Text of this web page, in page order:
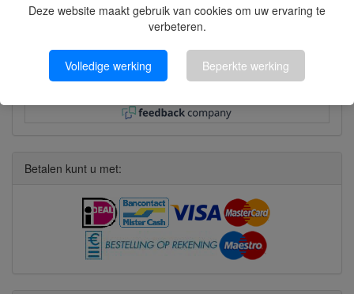
Deze website maakt gebruik van cookies om uw ervaring te
verbeteren.
Volledige werking Beperkte werking
8626 beoordelingen
Bekijk alle beoordelingen
quick response, good advice, fast and solid
Betalen kunt u met: